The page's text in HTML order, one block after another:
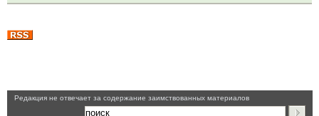
Pедакция не отвечает за содержание заимствованных материалов